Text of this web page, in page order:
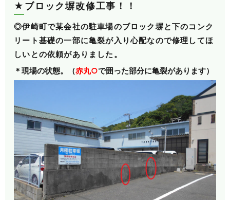
★ブロック塀改修工事！！
◎伊崎町で某会社の駐車場のブロック塀と下のコンク
リート基礎の一部に亀裂が入り心配なので修理してほ
しいとの依頼がありました。
＊現場の状態。（赤丸○で囲った部分に亀裂があります）